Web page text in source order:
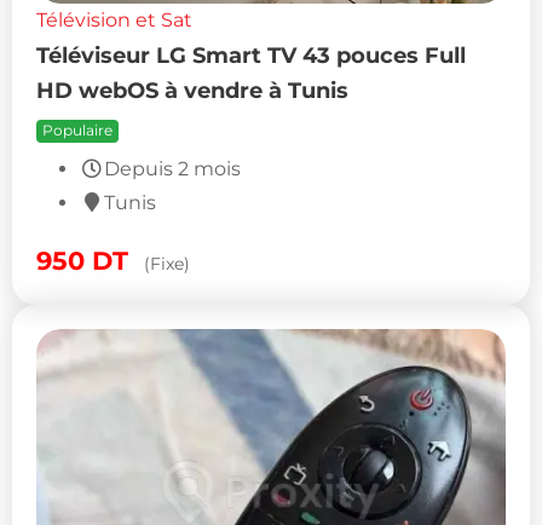
Télévision et Sat
Téléviseur LG Smart TV 43 pouces Full
HD webOS à vendre à Tunis
Populaire
Depuis 2 mois
Tunis
950 DT (Fixe)